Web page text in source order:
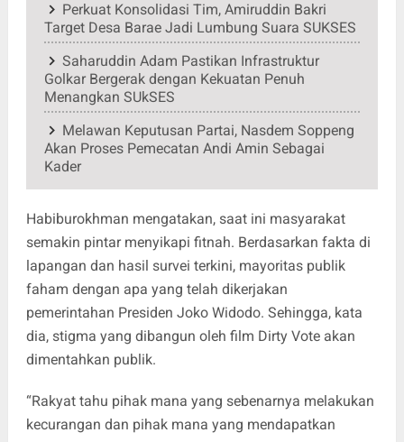
Perkuat Konsolidasi Tim, Amiruddin Bakri
Target Desa Barae Jadi Lumbung Suara SUKSES
Saharuddin Adam Pastikan Infrastruktur
Golkar Bergerak dengan Kekuatan Penuh
Menangkan SUkSES
Melawan Keputusan Partai, Nasdem Soppeng
Akan Proses Pemecatan Andi Amin Sebagai
Kader
Habiburokhman mengatakan, saat ini masyarakat
semakin pintar menyikapi fitnah. Berdasarkan fakta di
lapangan dan hasil survei terkini, mayoritas publik
faham dengan apa yang telah dikerjakan
pemerintahan Presiden Joko Widodo. Sehingga, kata
dia, stigma yang dibangun oleh film Dirty Vote akan
dimentahkan publik.
“Rakyat tahu pihak mana yang sebenarnya melakukan
kecurangan dan pihak mana yang mendapatkan